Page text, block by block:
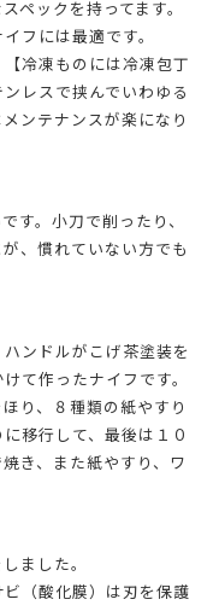
ペックを持ってます。
フには最適です。
冷凍ものには冷凍包丁
レスで挟んでいわゆる
ンテナンスが楽になり
す。小刀で削ったり、
、慣れていない方でも
ンドルがこげ茶塗装を
て作ったナイフです。
り、８種類の紙やすり
移行して、最後は１０
き、また紙やすり、ワ
ました。
（酸化膜）は刃を保護